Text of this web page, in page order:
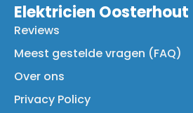
Elektricien Oosterhout
Reviews
Meest gestelde vragen (FAQ)
Over ons
Privacy Policy